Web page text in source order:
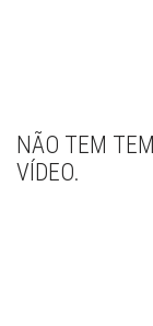
NÃO TEM
VÍDEO.